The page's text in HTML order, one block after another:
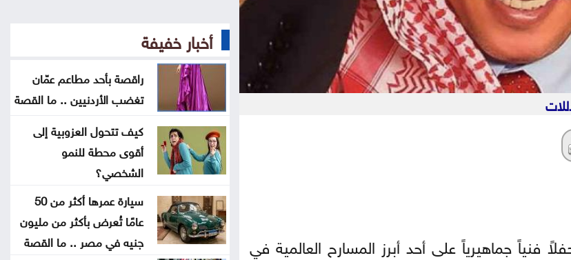
فنياً جماهيرياً على أحد أبرز المسارح العالمية في
تراجع حركة الملاحة عبر مضيق هرمز
تايلاند .. مقتل وإصابة أكثر من 22
شخصاً بحادث إطلاق نار داخل مدرسة
التعاون الخليجي يقف بصف
السعودية في مواجهة اعتداءات الحوثيين
اختتام فعاليات الأسبوع السادس من
معسكرات الحسين للعمل والبناء
أخبار خفيفة
راقصة بأحد مطاعم عمّان
تغضب الأردنيين .. ما القصة
كيف تتحول العزوبية إلى
أقوى محطة للنمو
الشخصي؟
سيارة عمرها أكثر من 50
عامًا تُعرض بأكثر من مليون
جنيه في مصر .. ما القصة